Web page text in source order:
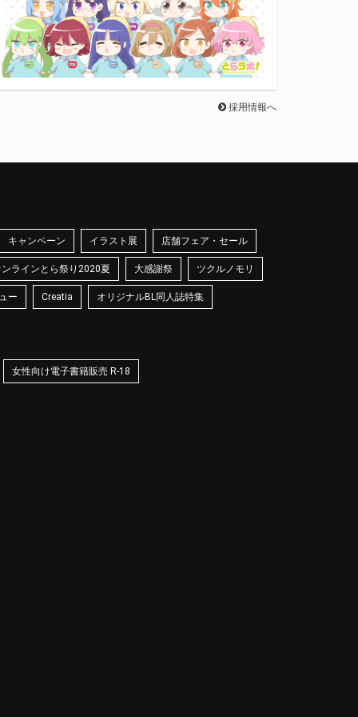
採用情報へ
キャンペーン イラスト展 店舗フェア・セール
ラインとら祭り2020夏 大感謝祭 ツクルノモリ
ー Creatia オリジナルBL同人誌特集
女性向け電子書籍販売 R-18